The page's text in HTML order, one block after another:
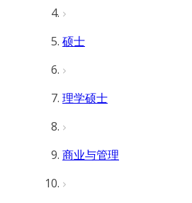
硕士
理学硕士
商业与管理